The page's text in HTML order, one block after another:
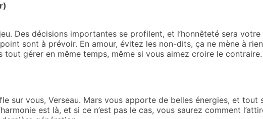
Des décisions importantes se profilent, et l’honnêteté sera
sont à prévoir. En amour, évitez les non-dits, ça ne mène à
tout gérer en même temps, même si vous aimez croire le contraire.
sur vous, Verseau. Mars vous apporte de belles énergies, et tout
est là, et si ce n’est pas le cas, vous saurez comment